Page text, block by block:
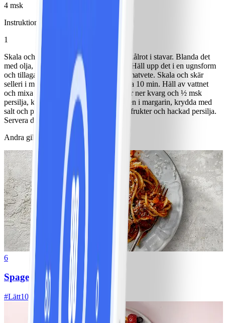
4 msk
Instruktioner
1
Skala och skär morot, palsternacka och kålrot i stavar. Blanda det
med olja, salt och peppar i en plastpåse. Häll upp det i en ugnsform
och tillaga i ugn 225° ca 25 min. Koka matvete. Skala och skär
selleri i mindre bitar. Koka dem mjuka ca 10 min. Häll av vattnet
och mixa till en slät kräm, låt svalna. Rör ner kvarg och ½ msk
persilja, krydda med salt. Stek kycklingen i margarin, krydda med
salt och peppar. Blanda matvete med rotfrukter och hackad persilja.
Servera det med kyckling och sås.
Andra gillade också
6
Spagetti med köttfärssås
#Lätt10 MIN